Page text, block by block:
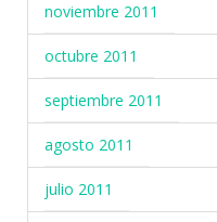
noviembre 2011
octubre 2011
septiembre 2011
agosto 2011
julio 2011